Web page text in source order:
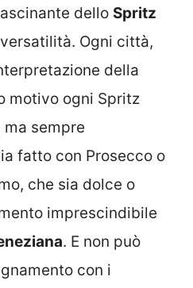
dello Spritz
Ogni città,
della
motivo ogni Spritz
sempre
fatto con Prosecco o
che sia dolce o
imprescindibile
. E non può
con i